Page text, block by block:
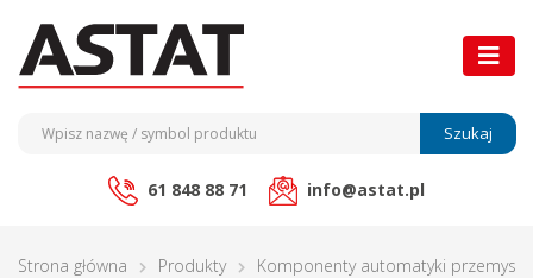
Szukaj
61 848 88 71 info@astat.pl
Strona główna Produkty Komponenty automatyki